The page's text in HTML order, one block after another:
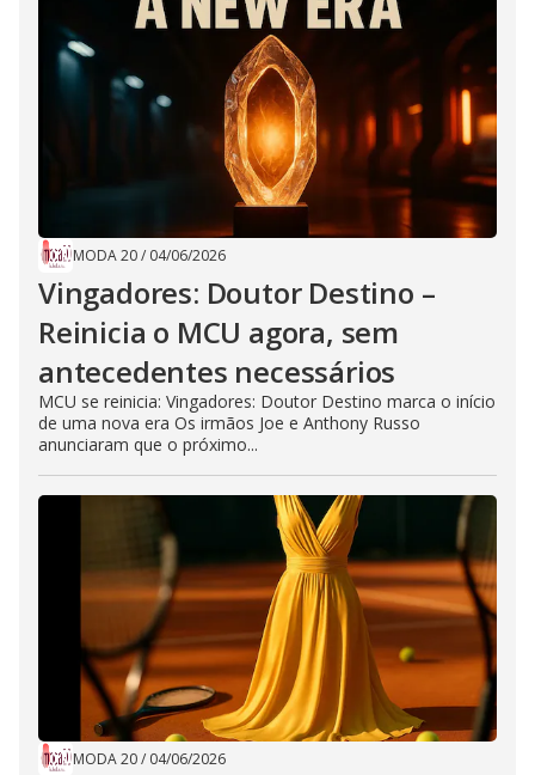
MODA 20/ 04/06/2026
Vingadores: Doutor Destino –
Reinicia o MCU agora, sem
antecedentes necessários
MCU se reinicia: Vingadores: Doutor Destino marca o início
de uma nova era Os irmãos Joe e Anthony Russo
anunciaram que o próximo...
MODA 20/ 04/06/2026